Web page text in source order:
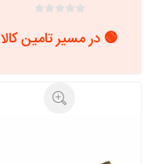
🟢 در مسیر تامین کالا